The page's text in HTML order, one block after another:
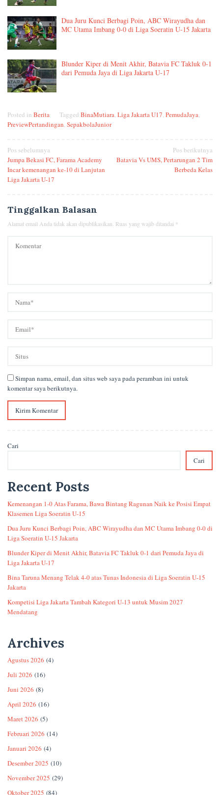
Dua Juru Kunci Berbagi Poin, ABC Wirayudha dan
MC Utama Imbang 0-0 di Liga Soeratin U-15 Jakarta
Blunder Kiper di Menit Akhir, Batavia FC Takluk 0-1
dari Pemuda Jaya di Liga Jakarta U-17
Posted in Berita Tagged BinaMutiara, Liga Jakarta U17, PemudaJaya,
PreviewPertandingan, SepakbolaJunior
Navigasi
pos
Pos sebelumnya
Jumpa Bekasi FC, Farama Academy
Incar kemenangan ke-10 di Lanjutan
Liga Jakarta U-17
Pos berikutnya
Batavia Vs UMS, Pertarungan 2 Tim
Berbeda Kelas
Tinggalkan Balasan
Alamat email Anda tidak akan dipublikasikan. Ruas yang wajib ditandai *
Simpan nama, email, dan situs web saya pada peramban ini untuk
komentar saya berikutnya.
Cari
Cari
Recent Posts
Kemenangan 1-0 Atas Farama, Bawa Bintang Ragunan Naik ke Posisi Empat
Klasemen Liga Soeratin U-15
Dua Juru Kunci Berbagi Poin, ABC Wirayudha dan MC Utama Imbang 0-0 di
Liga Soeratin U-15 Jakarta
Blunder Kiper di Menit Akhir, Batavia FC Takluk 0-1 dari Pemuda Jaya di
Liga Jakarta U-17
Bina Taruna Menang Telak 4-0 atas Tunas Indonesia di Liga Soeratin U-15
Jakarta
Kompetisi Liga Jakarta Tambah Kategori U-13 untuk Musim 2027
Mendatang
Archives
Agustus 2026 (4)
Juli 2026 (16)
Juni 2026 (8)
April 2026 (16)
Maret 2026 (5)
Februari 2026 (14)
Januari 2026 (4)
Desember 2025 (10)
November 2025 (29)
Oktober 2025 (84)